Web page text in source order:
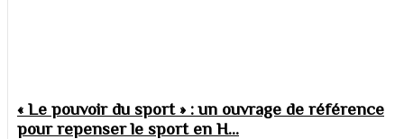
« Le pouvoir du sport » : un ouvrage de référence
pour repenser le sport en H...